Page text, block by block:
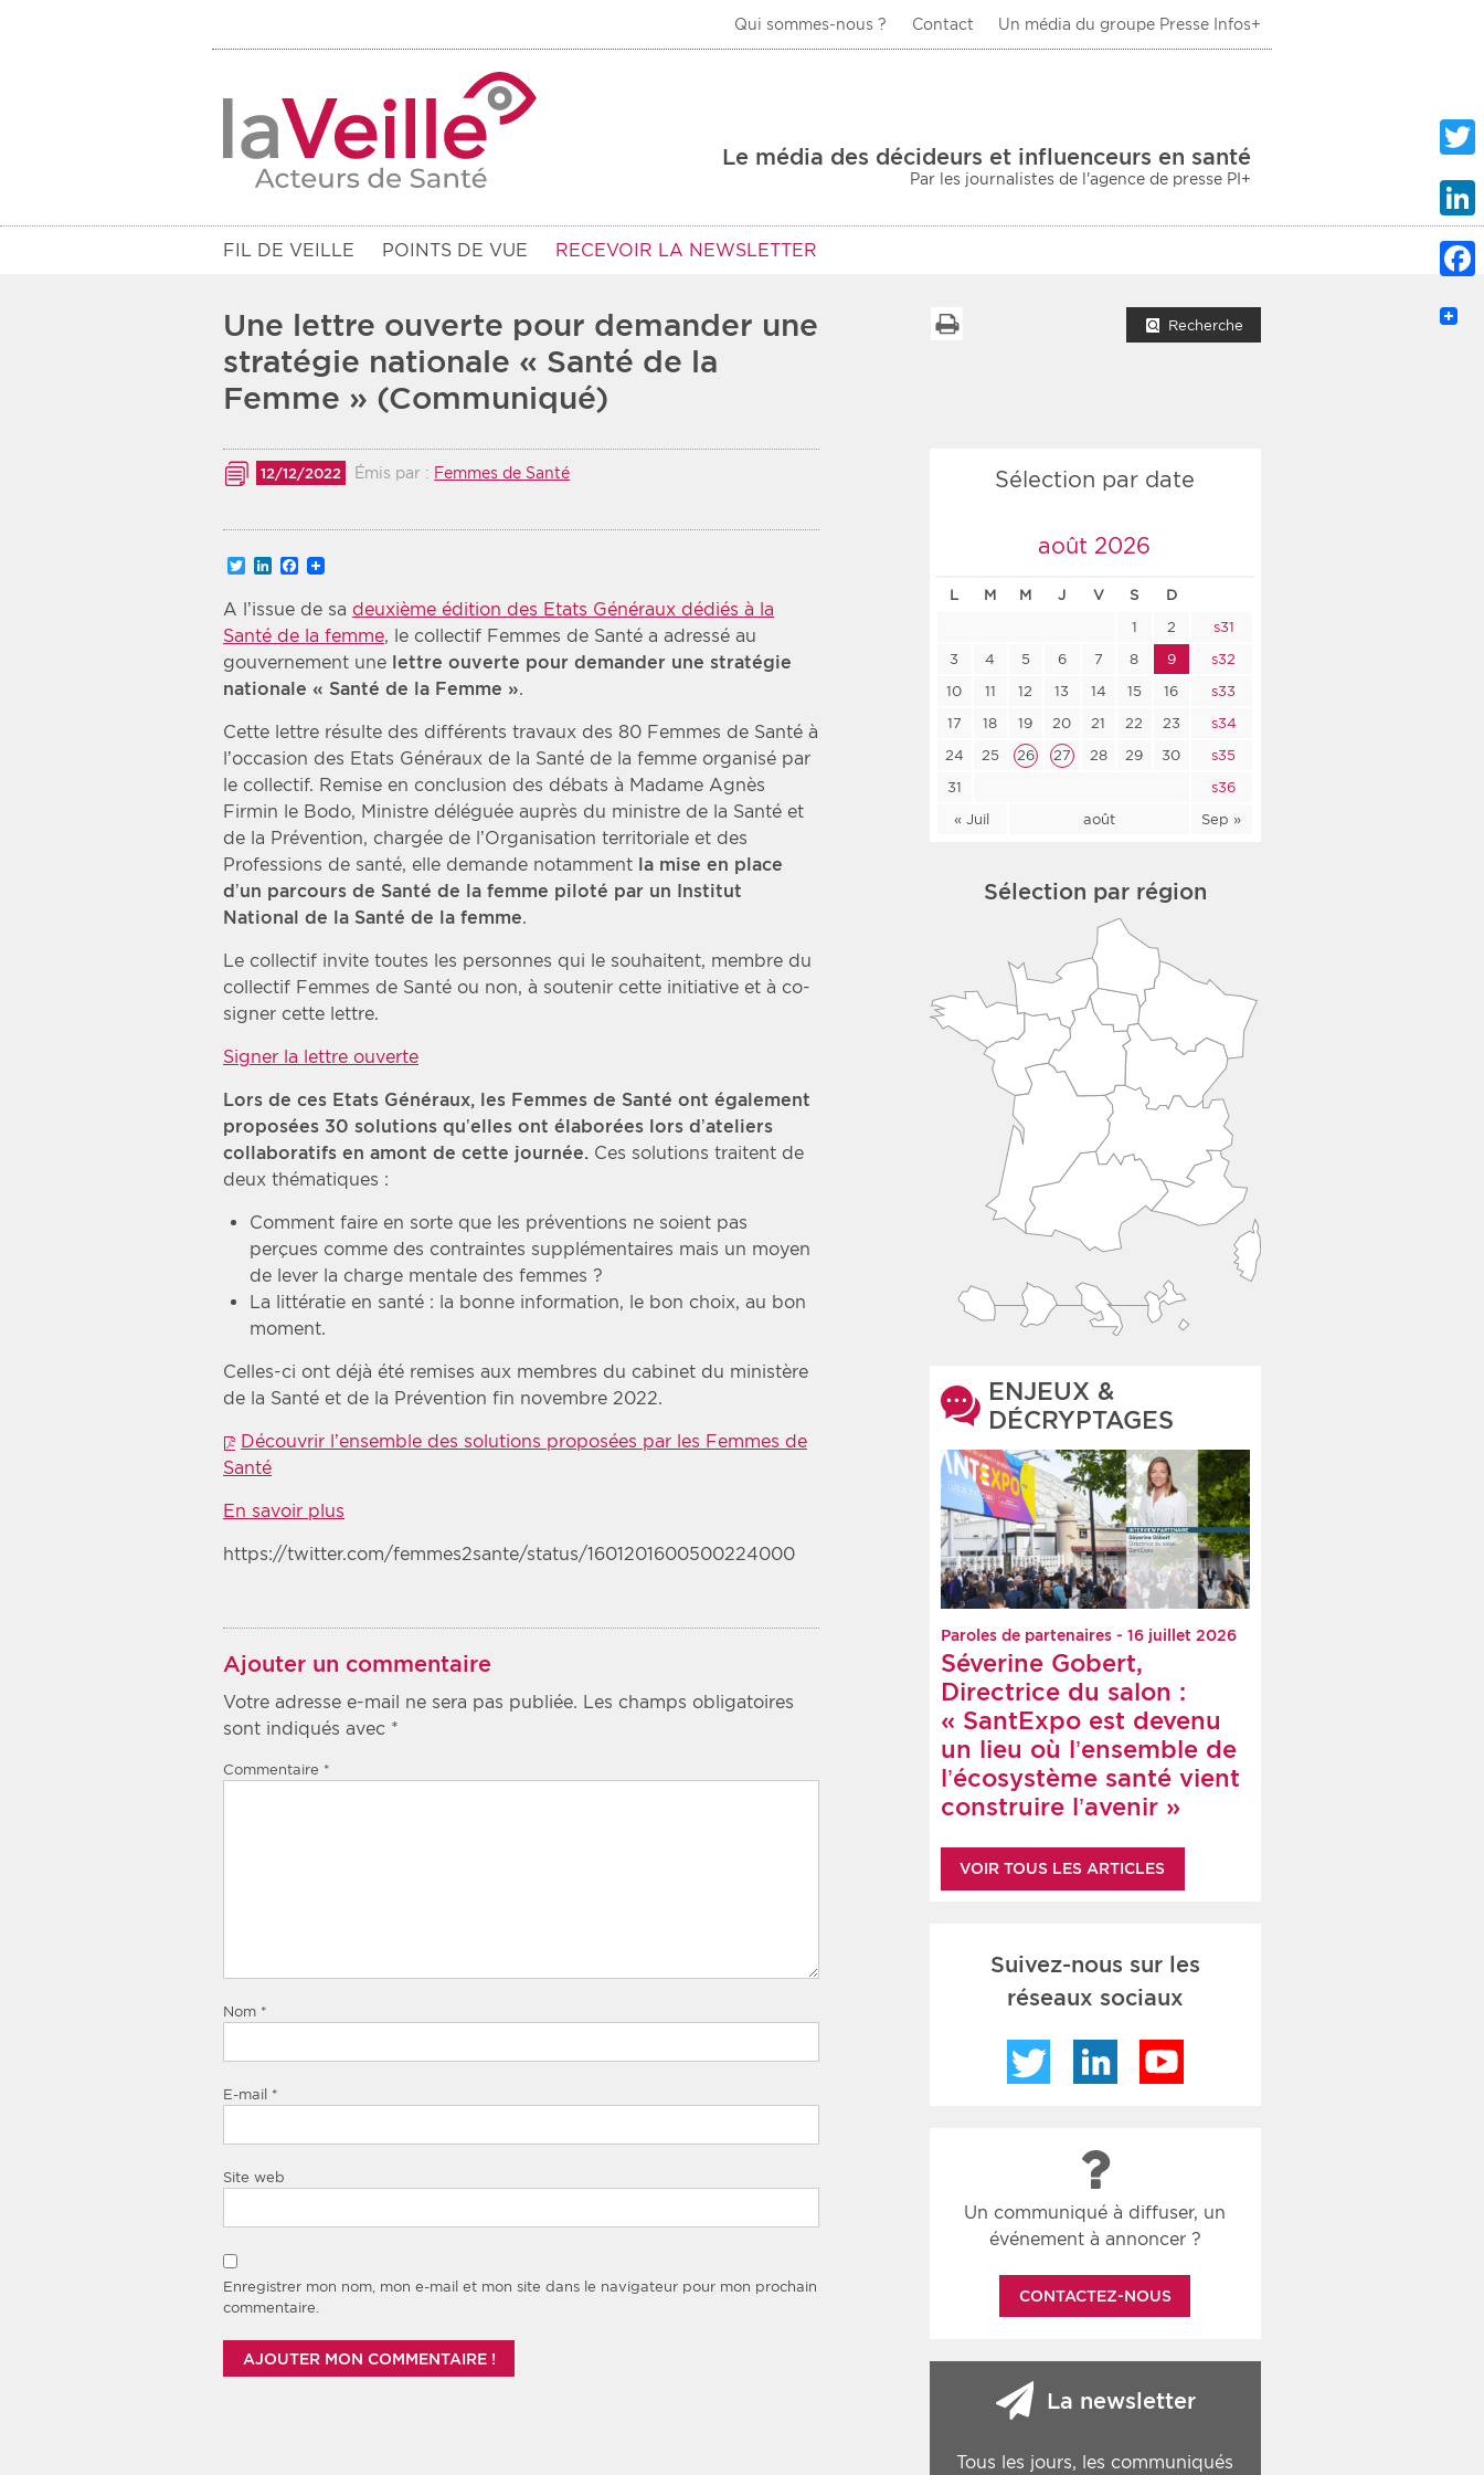
Qui sommes-nous ? Contact Un média du groupe Presse Infos+
Le média des décideurs et influenceurs en santé
Par les journalistes de l'agence de presse PI+
FIL DE VEILLE POINTS DE VUE RECEVOIR LA NEWSLETTER
Filtres
Communiqués des 10 derniers jours
Type d'information
Sanitaire
Zone géographique
Choisir une zone
Période
Choisir une date de débutChoisir une date de fin Chronologique
Inversé
Une lettre ouverte pour demander une
stratégie nationale « Santé de la
Femme » (Communiqué)
Recherche
12/12/2022 Émis par : Femmes de Santé
TwitterLinkedInFacebook
A l’issue de sa deuxième édition des Etats Généraux dédiés à la
Santé de la femme, le collectif Femmes de Santé a adressé au
gouvernement une lettre ouverte pour demander une stratégie
nationale « Santé de la Femme ».
Cette lettre résulte des différents travaux des 80 Femmes de Santé à
l’occasion des Etats Généraux de la Santé de la femme organisé par
le collectif. Remise en conclusion des débats à Madame Agnès
Firmin le Bodo, Ministre déléguée auprès du ministre de la Santé et
de la Prévention, chargée de l’Organisation territoriale et des
Professions de santé, elle demande notamment la mise en place
d’un parcours de Santé de la femme piloté par un Institut
National de la Santé de la femme.
Le collectif invite toutes les personnes qui le souhaitent, membre du
collectif Femmes de Santé ou non, à soutenir cette initiative et à co-
signer cette lettre.
Signer la lettre ouverte
Lors de ces Etats Généraux, les Femmes de Santé ont également
proposées 30 solutions qu’elles ont élaborées lors d’ateliers
collaboratifs en amont de cette journée. Ces solutions traitent de
deux thématiques :
Comment faire en sorte que les préventions ne soient pas
perçues comme des contraintes supplémentaires mais un moyen
de lever la charge mentale des femmes ?
La littératie en santé : la bonne information, le bon choix, au bon
moment.
Celles-ci ont déjà été remises aux membres du cabinet du ministère
de la Santé et de la Prévention fin novembre 2022.
Découvrir l’ensemble des solutions proposées par les Femmes de
Santé
En savoir plus
https://twitter.com/femmes2sante/status/1601201600500224000
Ajouter un commentaire
Votre adresse e-mail ne sera pas publiée. Les champs obligatoires
sont indiqués avec *
Commentaire *
Nom *
E-mail *
Site web
Enregistrer mon nom, mon e-mail et mon site dans le navigateur pour mon prochain
commentaire.
Sélection par date
août 2026
L M M J V S D
« Juil août Sep »
1 2
s31
3
4 5 6 7 8 9
s32
10
11 12 13 14 15 16
s33
17
18 19 20 21 22 23
s34
24
25 26 27 28 29 30
s35
31
s36
Sélection par région
ENJEUX &
DÉCRYPTAGES
Paroles de partenaires - 16 juillet 2026
Séverine Gobert,
Directrice du salon :
« SantExpo est devenu
un lieu où l’ensemble de
l’écosystème santé vient
construire l’avenir »
VOIR TOUS LES ARTICLES
Suivez-nous sur les
réseaux sociaux
Twitter LinkedIn
Un communiqué à diffuser, un
événement à annoncer ?
CONTACTEZ-NOUS
La newsletter
Tous les jours, les communiqués